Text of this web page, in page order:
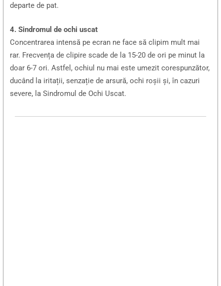
departe de pat.
4. Sindromul de ochi uscat
Concentrarea intensă pe ecran ne face să clipim mult mai
rar. Frecvența de clipire scade de la 15-20 de ori pe minut la
doar 6-7 ori. Astfel, ochiul nu mai este umezit corespunzător,
ducând la iritații, senzație de arsură, ochi roșii și, în cazuri
severe, la Sindromul de Ochi Uscat.